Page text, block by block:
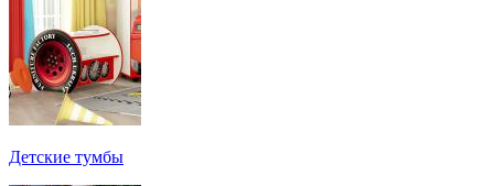
Детские тумбы